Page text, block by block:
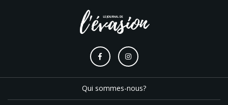
Qui sommes-nous?